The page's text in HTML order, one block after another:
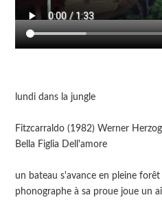
lundi dans la jungle
Fitzcarraldo (1982) Werner
Bella Figlia Dell'amore
un bateau s'avance en pleine
phonographe à sa proue joue un